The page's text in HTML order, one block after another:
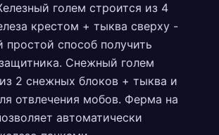
голем строится из 4
крестом + тыква сверху -
простой способ получить
Снежный голем
2 снежных блоков + тыква и
отвлечения мобов. Ферма на
автоматически